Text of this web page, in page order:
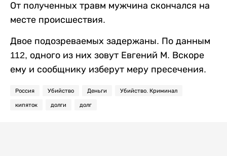
От полученных травм мужчина скончался на
месте происшествия.
Двое подозреваемых задержаны. По данным
112, одного из них зовут Евгений М. Вскоре
ему и сообщнику изберут меру пресечения.
Россия Убийство Деньги Убийство. Криминал
кипяток долги долг